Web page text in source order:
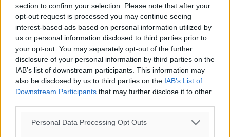
section to confirm your selection. Please note that after your
opt-out request is processed you may continue seeing
interest-based ads based on personal information utilized by
us or personal information disclosed to third parties prior to
your opt-out. You may separately opt-out of the further
disclosure of your personal information by third parties on the
IAB’s list of downstream participants. This information may
also be disclosed by us to third parties on the IAB’s List of
Downstream Participants that may further disclose it to other
Personal Data Processing Opt Outs
φορολόγησης εταιρειών. Τα δημοσιονομικά μέτρα
στήριξης για την αντιμετώπιση των κλυδωνισμών που
προκάλεσαν οι κρίσεις της πανδημίας, της ενέργειας και
του κόστους ζωής ήταν τόσο στοχευμένα όσο και
προσωρινά. Ήταν, όμως, αποτελεσματικά,
προφυλάσσοντας τις θέσεις εργασίας και στηρίζοντας
τους πιο ευάλωτους. Απέτρεψαν τη ζημιά, στήριξαν
αυτούς που το είχαν μεγαλύτερη ανάγκη, διατηρώντας
παράλληλα καλά εδραιωμένες προσδοκίες για τη